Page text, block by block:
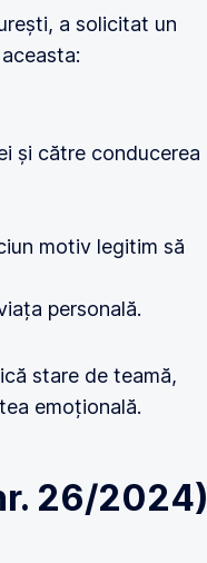
a solicitat un
și către conducerea
motiv legitim să
personală.
stare de teamă,
emoțională.
26/2024)